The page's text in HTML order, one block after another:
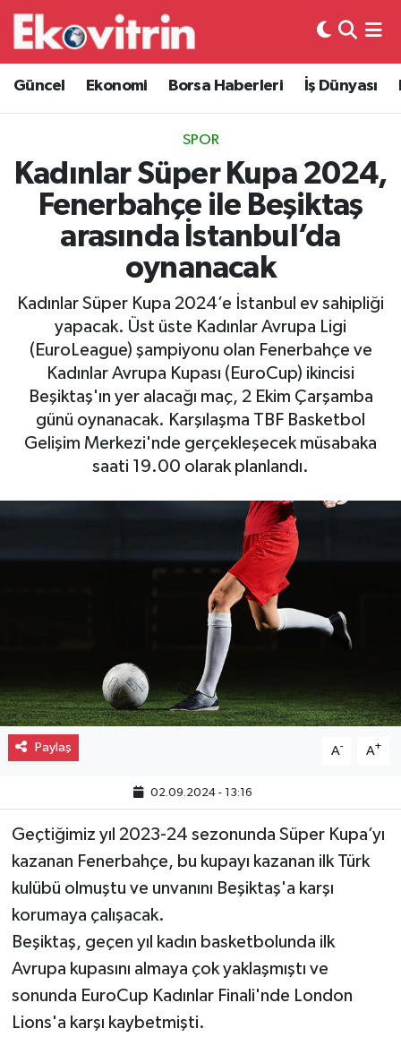
Güncel Ekonomi Borsa Haberleri İş Dünyası
SPOR
Kadınlar Süper Kupa 2024,
Fenerbahçe ile Beşiktaş
arasında İstanbul’da
oynanacak
Kadınlar Süper Kupa 2024’e İstanbul ev sahipliği
yapacak. Üst üste Kadınlar Avrupa Ligi
(EuroLeague) şampiyonu olan Fenerbahçe ve
Kadınlar Avrupa Kupası (EuroCup) ikincisi
Beşiktaş'ın yer alacağı maç, 2 Ekim Çarşamba
günü oynanacak. Karşılaşma TBF Basketbol
Gelişim Merkezi'nde gerçekleşecek müsabaka
saati 19.00 olarak planlandı.
Paylaş A- A+
02.09.2024 - 13:16
Geçtiğimiz yıl 2023-24 sezonunda Süper Kupa’yı
kazanan Fenerbahçe, bu kupayı kazanan ilk Türk
kulübü olmuştu ve unvanını Beşiktaş'a karşı
korumaya çalışacak.
Beşiktaş, geçen yıl kadın basketbolunda ilk
Avrupa kupasını almaya çok yaklaşmıştı ve
sonunda EuroCup Kadınlar Finali'nde London
Lions'a karşı kaybetmişti.
Güncel
Ekonomi
Borsa Haberleri
İş Dünyası
Lojistik
Otovitrin
Asayiş
Magazin
Gayrimenkul
Hava Durumu
Trafik Durumu
Süper Lig Puan Durumu ve Fikstür
Tüm Manşetler
Son Dakika Haberleri
Haber Arşivi